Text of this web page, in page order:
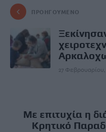
ΠΡΟΗΓΟΎΜΕΝΟ
27 Φεβρουαρίου,
Με επιτυχία η
Κρητικό